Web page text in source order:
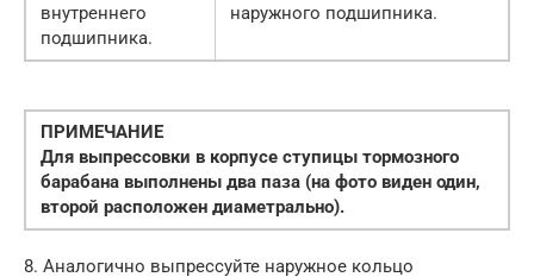
внутреннего
подшипника.
наружного подшипника.
ПРИМЕЧАНИЕ
Для выпрессовки в корпусе ступицы тормозного
барабана выполнены два паза (на фото виден один,
второй расположен диаметрально).
8. Аналогично выпрессуйте наружное кольцо